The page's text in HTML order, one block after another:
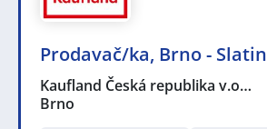
Prodavač/ka, Brno -
Kaufland Česká republika v.o…
Brno